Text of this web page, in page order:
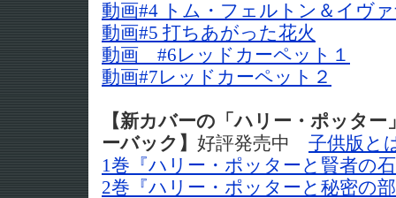
動画#4 トム・フェルトン＆イヴ
動画#5 打ちあがった花火
動画 #6レッドカーペット１
動画#7レッドカーペット２
【新カバーの「ハリー・ポッタ
ーバック】 好評発売中 子供版と
1巻『ハリー・ポッターと賢者の
2巻『ハリー・ポッターと秘密の